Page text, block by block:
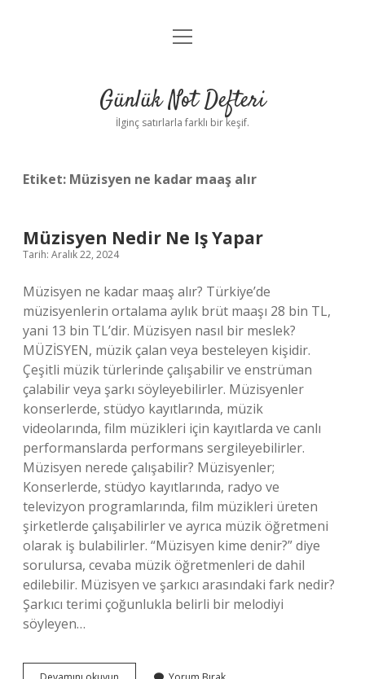
Anasayfa
Yasal Uyarı
menüyü
Günlük Not Defteri
İlginç satırlarla farklı bir keşif.
Etiket: Müzisyen ne kadar maaş alır
Müzisyen Nedir Ne Iş Yapar
Tarih: Aralık 22, 2024
Müzisyen ne kadar maaş alır? Türkiye’de
müzisyenlerin ortalama aylık brüt maaşı 28 bin TL,
yani 13 bin TL’dir. Müzisyen nasıl bir meslek?
MÜZİSYEN, müzik çalan veya besteleyen kişidir.
Çeşitli müzik türlerinde çalışabilir ve enstrüman
çalabilir veya şarkı söyleyebilirler. Müzisyenler
konserlerde, stüdyo kayıtlarında, müzik
videolarında, film müzikleri için kayıtlarda ve canlı
performanslarda performans sergileyebilirler.
Müzisyen nerede çalışabilir? Müzisyenler;
Konserlerde, stüdyo kayıtlarında, radyo ve
televizyon programlarında, film müzikleri üreten
şirketlerde çalışabilirler ve ayrıca müzik öğretmeni
olarak iş bulabilirler. “Müzisyen kime denir?” diye
sorulursa, cevaba müzik öğretmenleri de dahil
edilebilir. Müzisyen ve şarkıcı arasındaki fark nedir?
Şarkıcı terimi çoğunlukla belirli bir melodiyi
söyleyen…
Müzisyen